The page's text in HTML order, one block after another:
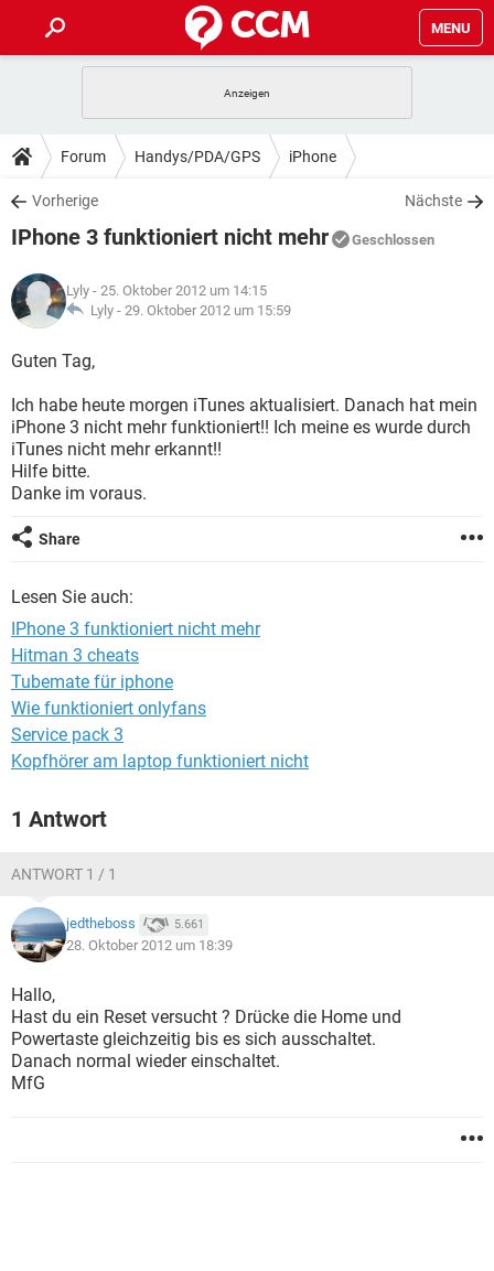
MENU
ANDROID IOS
WINDOWS 10
WHATSAPP TIKTOK
FACEBOOK
TIPPS & TRICKS
SPIELE STREAMING
WHATSAPP TIKTOK
FACEBOOK
DOWNLOADS
SPIELE STREAMING
ANDROID
WINDOWS 10 INSTAGRAM
WHATSAPP
SPIELE STREAMING
ANDROID
WINDOWS 10
WHATSAPP TIKTOK
FACEBOOK
LEXIKON
SPIELE
WINDOWS 10 INSTAGRAM
WHATSAPP
FACEBOOK
Forum Handys/PDA/GPS iPhone
Vorherige Nächste
IPhone 3 funktioniert nicht mehr Geschlossen
Lyly - 25. Oktober 2012 um 14:15
Lyly - 29. Oktober 2012 um 15:59
Guten Tag,
Ich habe heute morgen iTunes aktualisiert. Danach hat mein
iPhone 3 nicht mehr funktioniert!! Ich meine es wurde durch
iTunes nicht mehr erkannt!!
Hilfe bitte.
Danke im voraus.
Share
Lesen Sie auch:
IPhone 3 funktioniert nicht mehr
Hitman 3 cheats
Tubemate für iphone
Wie funktioniert onlyfans
Service pack 3
Kopfhörer am laptop funktioniert nicht
1 Antwort
ANTWORT 1 / 1
jedtheboss 5.661
28. Oktober 2012 um 18:39
Hallo,
Hast du ein Reset versucht ? Drücke die Home und
Powertaste gleichzeitig bis es sich ausschaltet.
Danach normal wieder einschaltet.
MfG